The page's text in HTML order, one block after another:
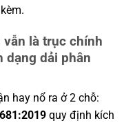
vẫn là trục chính
dải phân
hay nổ ra ở 2 chỗ:
quy định kích